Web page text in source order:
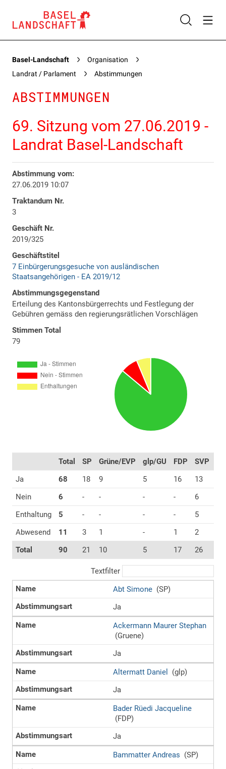
Basel-Landschaft
Organisation
Landrat / Parlament
Abstimmungen
ABSTIMMUNGEN